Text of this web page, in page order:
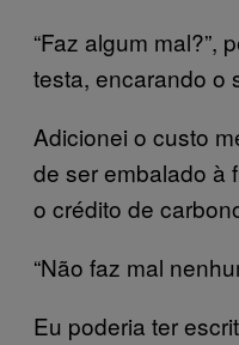
“Faz algum mal?”,
testa, encarando o
Adicionei o custo
de ser embalado à
o crédito de
“Não faz mal
Eu poderia ter